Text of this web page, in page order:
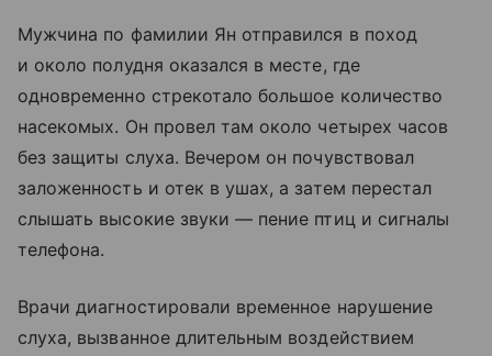
Мужчина по фамилии Ян отправился в поход
и около полудня оказался в месте, где
одновременно стрекотало большое количество
насекомых. Он провел там около четырех часов
без защиты слуха. Вечером он почувствовал
заложенность и отек в ушах, а затем перестал
слышать высокие звуки — пение птиц и сигналы
телефона.
Врачи диагностировали временное нарушение
слуха, вызванное длительным воздействием